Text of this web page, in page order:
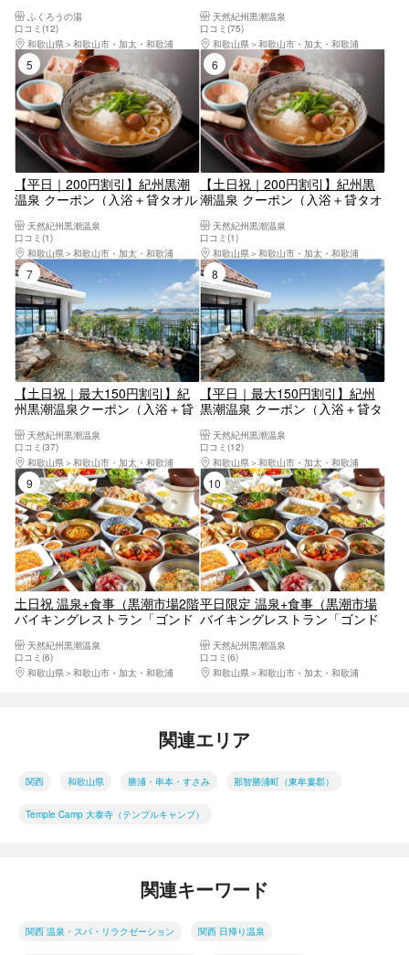
ふくろうの湯
口コミ(12)
和歌山県
和歌山市・加太・和歌浦
天然紀州黒潮温泉
口コミ(75)
和歌山県
和歌山市・加太・和歌浦
5位
【平日｜200円割引】紀州黒潮
温泉 クーポン（入浴＋貸タオル
天然紀州黒潮温泉
口コミ(1)
和歌山県
和歌山市・加太・和歌浦
6位
【土日祝｜200円割引】紀州黒
潮温泉 クーポン（入浴＋貸タオ
天然紀州黒潮温泉
口コミ(1)
和歌山県
和歌山市・加太・和歌浦
7位
【土日祝｜最大150円割引】紀
州黒潮温泉クーポン（入浴＋貸
イスタオルのみ
天然紀州黒潮温泉
口コミ(37)
和歌山県
和歌山市・加太・和歌浦
8位
【平日｜最大150円割引】紀州
黒潮温泉 クーポン（入浴＋貸タ
タオルのみ
天然紀州黒潮温泉
口コミ(12)
和歌山県
和歌山市・加太・和歌浦
9位
土日祝 温泉+食事（黒潮市場2階
バイキングレストラン「ゴンド
＊利用不可日あり
天然紀州黒潮温泉
口コミ(6)
和歌山県
和歌山市・加太・和歌浦
10位
平日限定 温泉+食事（黒潮市場
バイキングレストラン「ゴンド
ン＊利用不可日あり
天然紀州黒潮温泉
口コミ(6)
和歌山県
和歌山市・加太・和歌浦
関連エリア
関西 和歌山県 勝浦・串本・すさみ 那智勝浦町（東牟婁郡）
Temple Camp 大泰寺（テンプルキャンプ）
関連キーワード
関西 温泉・スパ・リラクゼーション 関西 日帰り温泉